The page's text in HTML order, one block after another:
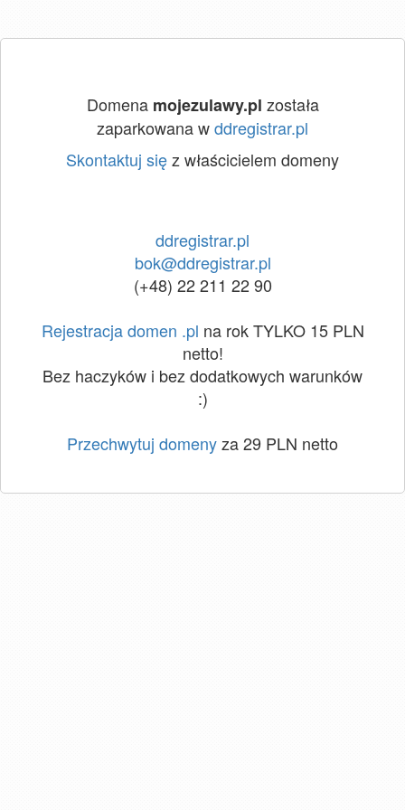
Domena mojezulawy.pl została
zaparkowana wddregistrar.pl
Skontaktuj sięz właścicielem domeny
ddregistrar.pl
bok@ddregistrar.pl
(+48) 22 211 22 90
Rejestracja domen .pl na rok TYLKO 15 PLN
netto!
Bez haczyków i bez dodatkowych warunków
:)
Przechwytuj domenyza 29 PLN netto